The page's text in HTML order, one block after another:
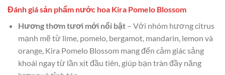
Đánh giá sản phẩm nước hoa Kira Pomelo Blossom
Hương thơm tươi mới nổi bật– Với nhóm hương citrus
mạnh mẽ từ lime, pomelo, bergamot, mandarin, lemon và
orange, Kira Pomelo Blossom mang đến cảm giác sảng
khoái ngay từ lần xịt đầu tiên, giúp bạn tràn đầy năng